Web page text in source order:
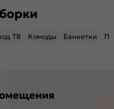
ТВ Комоды Банкетки